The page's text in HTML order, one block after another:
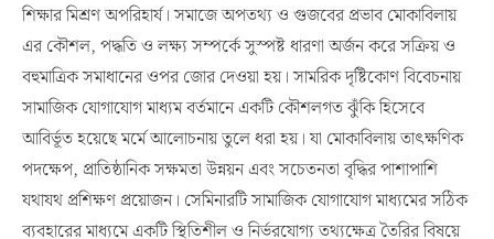
শিক্ষার মিশ্রণ অপরিহার্য। সমাজে অপতথ্য ও গুজবের প্রভাব মোকাবিলায়
এর কৌশল, পদ্ধতি ও লক্ষ্য সম্পর্কে সুস্পষ্ট ধারণা অর্জন করে সক্রিয় ও
বহুমাত্রিক সমাধানের ওপর জোর দেওয়া হয়। সামরিক দৃষ্টিকোণ বিবেচনায়
সামাজিক যোগাযোগ মাধ্যম বর্তমানে একটি কৌশলগত ঝুঁকি হিসেবে
আবির্ভূত হয়েছে মর্মে আলোচনায় তুলে ধরা হয়। যা মোকাবিলায় তাৎক্ষণিক
পদক্ষেপ, প্রাতিষ্ঠানিক সক্ষমতা উন্নয়ন এবং সচেতনতা বৃদ্ধির পাশাপাশি
যথাযথ প্রশিক্ষণ প্রয়োজন। সেমিনারটি সামাজিক যোগাযোগ মাধ্যমের সঠিক
ব্যবহারের মাধ্যমে একটি স্থিতিশীল ও নির্ভরযোগ্য তথ্যক্ষেত্র তৈরির বিষয়ে